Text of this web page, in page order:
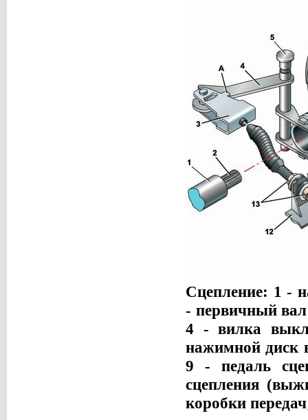
Сцепление: 1 -
- первичный
4 - вилка
нажимной диск
9 - педаль
сцепления
коробки